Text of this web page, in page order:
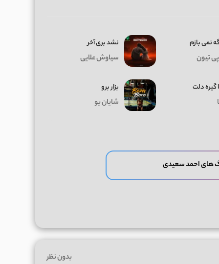
نمی بازم
تیون
نشد بری آخر
سیاوش علایی
گیره دلت بزار برو
شایان یو
های احمد سعیدی
بدون نظر